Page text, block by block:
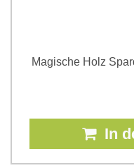
Magische Holz
In